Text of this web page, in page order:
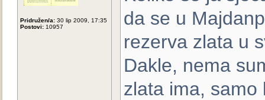
Pridružen/a: 30 lip 2009, 17:35
Postovi: 10957
da se u
rezerva zlata u
Dakle, nema
zlata ima, samo